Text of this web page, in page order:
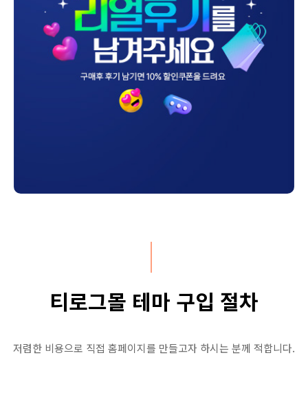
티로그몰 테마 구입 절차
저렴한 비용으로 직접 홈페이지를 만들고자 하시는 분께 적합니다.